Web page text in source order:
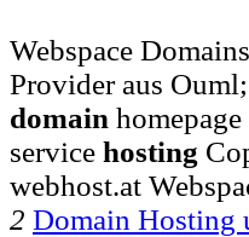
Webspace
Provider aus
domain
service hosting
webhost.at
2 Domain Hosting